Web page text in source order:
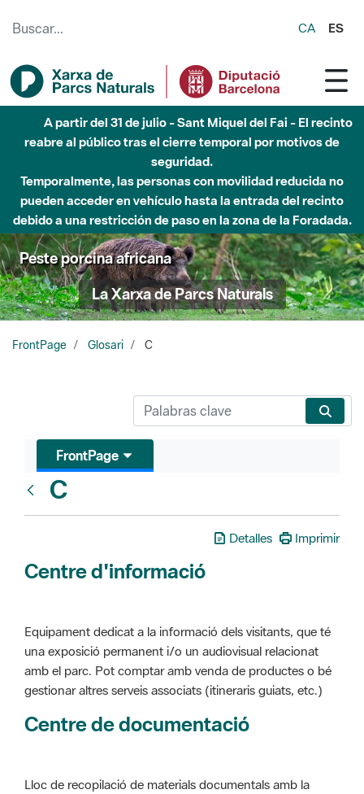
CA ES
A partir del 31 de julio - Sant Miquel del Fai - El recinto
reabre al público tras el cierre temporal por motivos de
seguridad.
Temporalmente, las personas con movilidad reducida no
pueden acceder en vehículo hasta la entrada del recinto
debido a una restricción de paso en la zona de la Foradada.
Peste porcina africana
La Xarxa de Parcs Naturals
FrontPage Glosari C
FrontPage
C
Detalles Imprimir
Centre d'informació
Equipament dedicat a la informació dels visitants, que té
una exposició permanent i/o un audiovisual relacionat
amb el parc. Pot comptar amb venda de productes o bé
gestionar altres serveis associats (itineraris guiats, etc.)
Centre de documentació
Lloc de recopilació de materials documentals amb la